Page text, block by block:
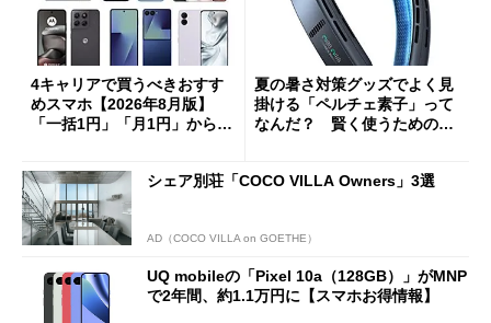
4キャリアで買うべきおすす
めスマホ【2026年8月版】
「一括1円」「月1円」からお
夏の暑さ対策グッズでよく見
掛ける「ペルチェ素子」って
なんだ？ 賢く使うための注
シェア別荘「COCO VILLA Owners」3選
AD（COCO VILLA on GOETHE）
UQ mobileの「Pixel 10a（128GB）」がMNP
で2年間、約1.1万円に【スマホお得情報】